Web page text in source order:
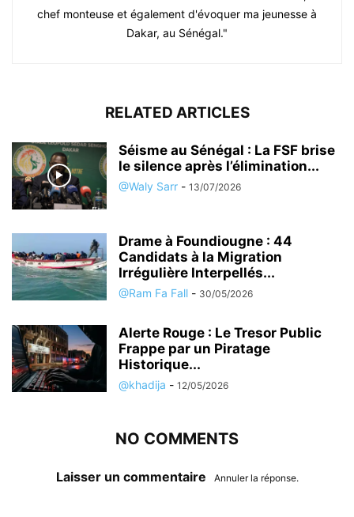
chef monteuse et également d'évoquer ma jeunesse à
Dakar, au Sénégal."
RELATED ARTICLES
Séisme au Sénégal : La FSF brise
le silence après l’élimination...
@Waly Sarr - 13/07/2026
Drame à Foundiougne : 44
Candidats à la Migration
Irrégulière Interpellés...
@Ram Fa Fall - 30/05/2026
Alerte Rouge : Le Tresor Public
Frappe par un Piratage
Historique...
@khadija - 12/05/2026
NO COMMENTS
Laisser un commentaire Annuler la réponse.